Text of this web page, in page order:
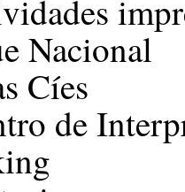
Nacional
Cíes
de